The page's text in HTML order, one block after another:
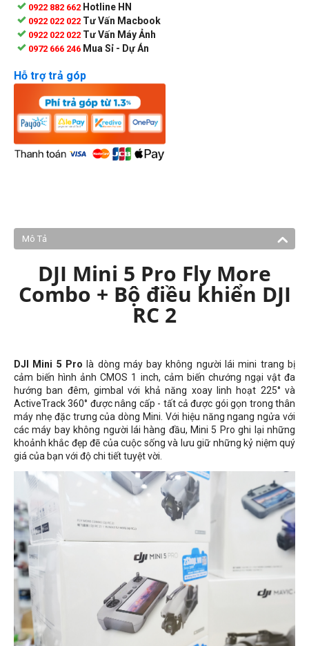
0922 882 662 Hotline HN
0922 022 022 Tư Vấn Macbook
0922 022 022 Tư Vấn Máy Ảnh
0972 666 246 Mua Sỉ - Dự Án
Hỗ trợ trả góp
Mô Tả
DJI Mini 5 Pro Fly More
Combo + Bộ điều khiển DJI
RC 2
DJI Mini 5 Pro là dòng máy bay không người lái mini trang bị
cảm biến hình ảnh CMOS 1 inch, cảm biến chướng ngại vật đa
hướng ban đêm, gimbal với khả năng xoay linh hoạt 225° và
ActiveTrack 360° được nâng cấp - tất cả được gói gọn trong thân
máy nhẹ đặc trưng của dòng Mini. Với hiệu năng ngang ngửa với
các máy bay không người lái hàng đầu, Mini 5 Pro ghi lại những
khoảnh khắc đẹp đẽ của cuộc sống và lưu giữ những kỷ niệm quý
giá của bạn với độ chi tiết tuyệt vời.